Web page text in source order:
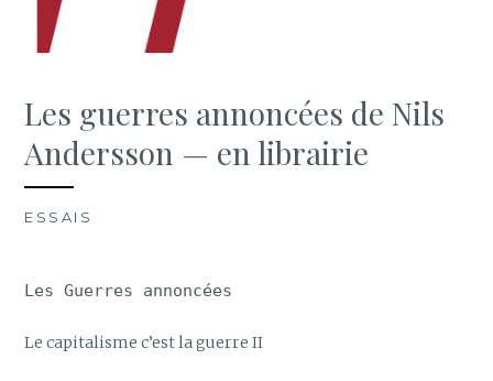
Les guerres annoncées de Nils
Andersson — en librairie
ESSAIS
Les Guerres annoncées
Le capitalisme c’est la guerre II